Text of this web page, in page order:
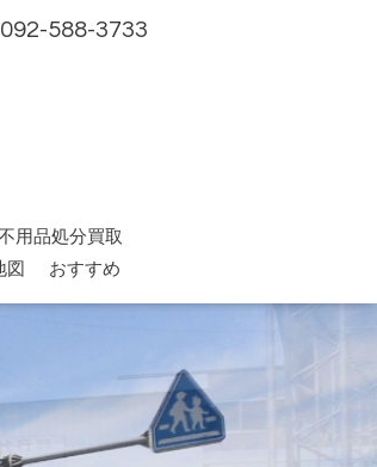
588-3733
用品処分買取
図 おすすめ